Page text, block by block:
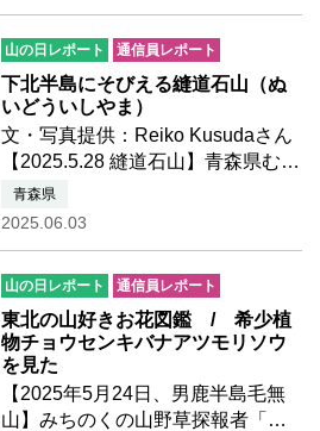
へ…いっすな〜迫力ありまし…つ
づきを読む
山の日レポート 通信員レポート
下北半島にそびえる縫道石山（ぬ
いどういしやま）
文・写真提供：Reiko Kusudaさん
【2025.5.28 縫道石山】青森県むつ
市と佐井村に跨る岩山。不思議な
姿で成長を続ける木、岩を抱く根
見えた…😱ロープありハシゴ…つ
づきを読む
青森県
2025.06.03
山の日レポート 通信員レポート
東北の山好きお花図鑑 / 希少植
物チョウセンキバナアツモリソウ
を見た
【2025年5月24日、男鹿半島毛無
山】みちのくの山野草探報者「モ